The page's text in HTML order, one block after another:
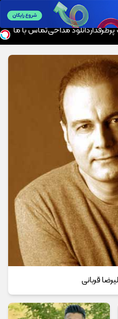
دانلود مداحیتماس با ما
قربانی